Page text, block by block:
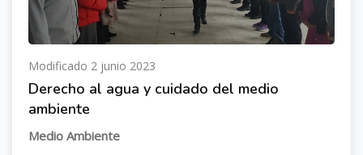
Modificado 2 junio 2023
Derecho al agua y cuidado del medio
ambiente
Medio Ambiente